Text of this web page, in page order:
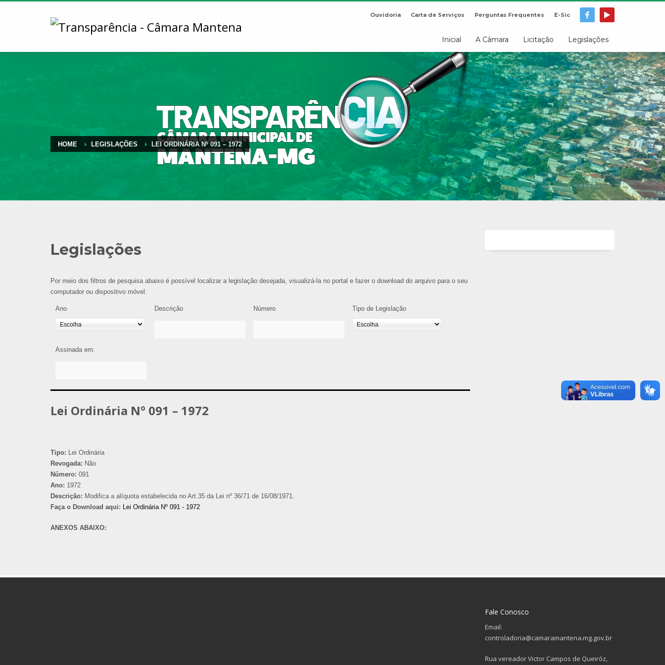
Ouvidoria Carta de Serviços Perguntas Frequentes E-Sic
Inicial A Câmara Licitação Legislações
HOME LEGISLAÇÕES LEI ORDINÁRIA Nº 091 – 1972
Legislações
Por meio dos filtros de pesquisa abaixo é possível localizar a legislação desejada, visualizá-la no portal e fazer o download do arquivo para o seu
computador ou dispositivo móvel.
Ano Descrição Número Tipo de Legislação
Assinada em:
Lei Ordinária Nº 091 – 1972
Tipo: Lei Ordinária
Revogada: Não
Número: 091
Ano: 1972
Descrição: Modifica a alíquota estabelecida no Art.35 da Lei nº 36/71 de 16/08/1971.
Faça o Download aqui: Lei Ordinária Nº 091 - 1972
ANEXOS ABAIXO:
Fale Conosco
Email:
controladoria@camaramantena.mg.gov.br
Rua vereador Victor Campos de Queiróz,